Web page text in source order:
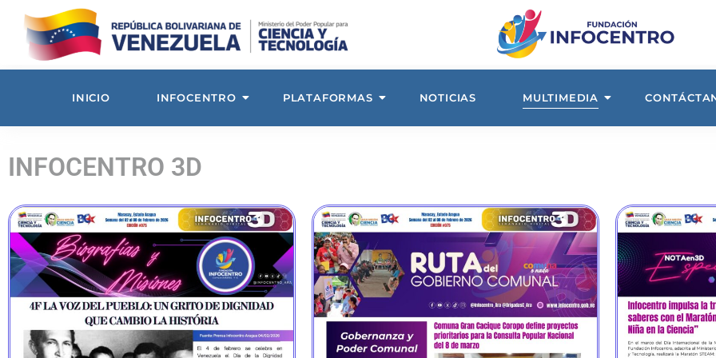
INICIO INFOCENTRO PLATAFORMAS NOTICIAS MULTIMEDIA
INFOCENTRO 3D